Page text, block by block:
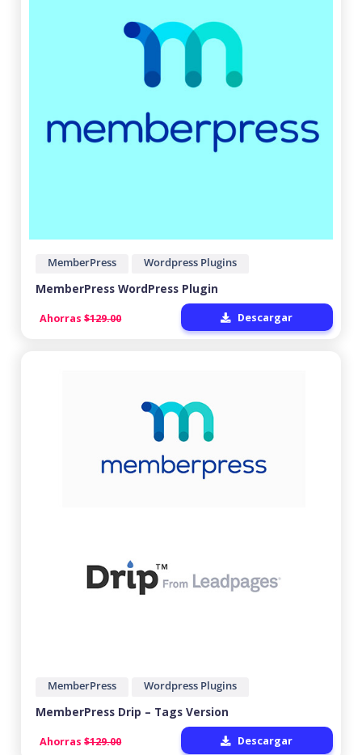
MemberPress Wordpress Plugins
MemberPress WordPress Plugin
Ahorras$129.00 Descargar
MemberPress Wordpress Plugins
MemberPress Drip – Tags Version
Ahorras$129.00 Descargar